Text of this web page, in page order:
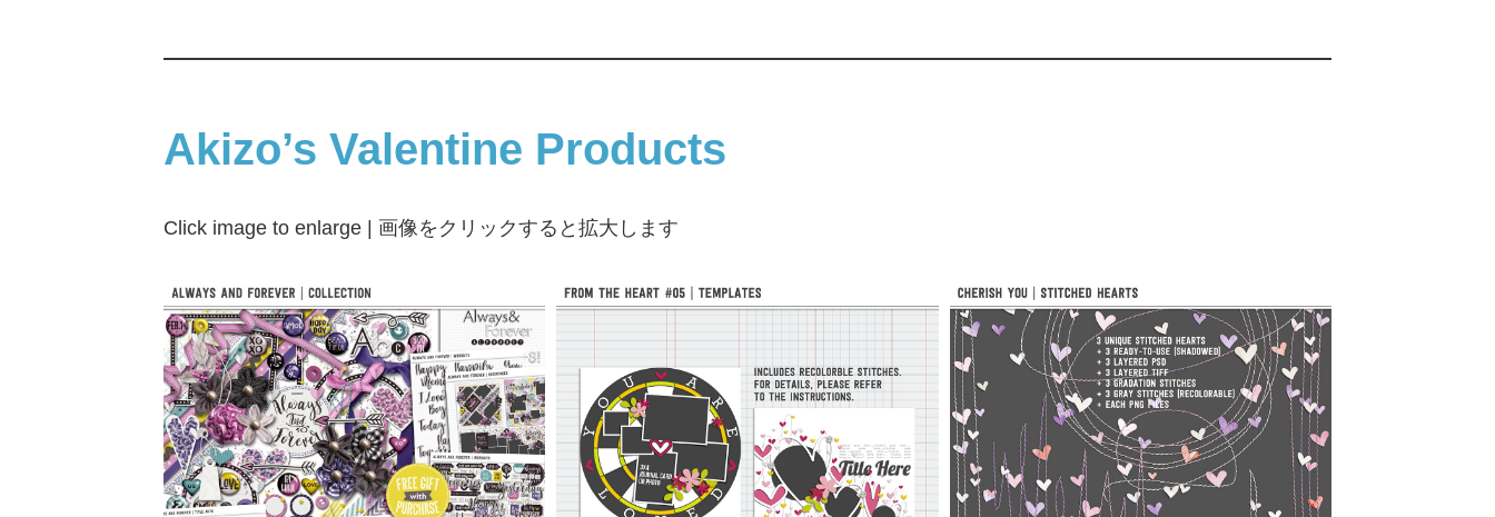
Akizo’s Valentine Products
Click image to enlarge | 画像をクリックすると拡大します